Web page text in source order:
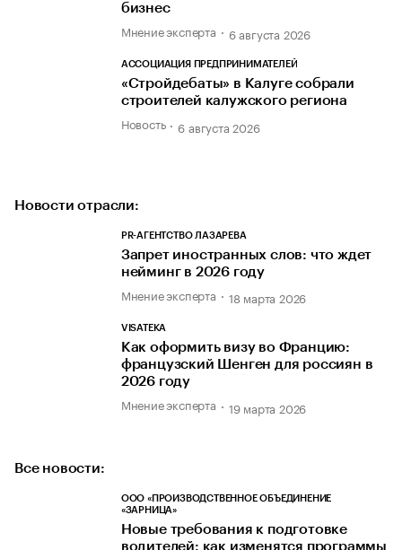
бизнес
Мнение эксперта 6 августа 2026
АССОЦИАЦИЯ ПРЕДПРИНИМАТЕЛЕЙ
«Стройдебаты» в Калуге собрали
строителей калужского региона
Новость 6 августа 2026
Новости отрасли:
PR-АГЕНТСТВО ЛАЗАРЕВА
Запрет иностранных слов: что ждет
нейминг в 2026 году
Мнение эксперта 18 марта 2026
VISATEKA
Как оформить визу во Францию:
французский Шенген для россиян в
2026 году
Мнение эксперта 19 марта 2026
Все новости:
ООО «ПРОИЗВОДСТВЕННОЕ ОБЪЕДИНЕНИЕ
«ЗАРНИЦА»
Новые требования к подготовке
водителей: как изменятся программы